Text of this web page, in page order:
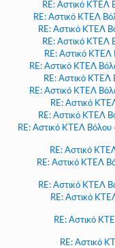
RE: Αστικό ΚΤΕΛ
RE: Αστικό ΚΤΕΛ
RE: Αστικό ΚΤΕΛ
RE: Αστικό ΚΤΕΛ
RE: Αστικό ΚΤΕΛ
RE: Αστικό ΚΤΕΛ
RE: Αστικό ΚΤΕΛ
RE: Αστικό ΚΤΕΛ
RE: Αστικό
RE: Αστικό ΚΤΕΛ
RE: Αστικό ΚΤΕΛ Βόλου
RE: Αστικό
RE: Αστικό ΚΤΕΛ
RE: Αστικό ΚΤΕΛ
RE: Αστικό
RE: Αστικό
RE: Αστικό